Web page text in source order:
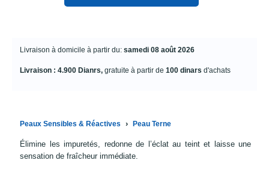
Livraison à domicile à partir du: samedi 08 août 2026
Livraison : 4.900 Dianrs, gratuite à partir de 100 dinars d'achats
Peaux Sensibles & Réactives › Peau Terne
Élimine les impuretés, redonne de l’éclat au teint et laisse une
sensation de fraîcheur immédiate.